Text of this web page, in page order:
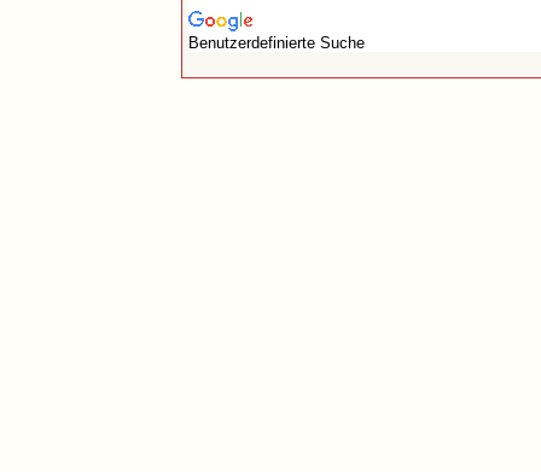
Benutzerdefinierte Suche